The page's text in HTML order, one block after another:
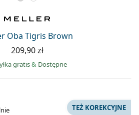
Oba Tigris Brown
209,90 zł
gratis& Dostępne
TEŻ KOREKCYJNE